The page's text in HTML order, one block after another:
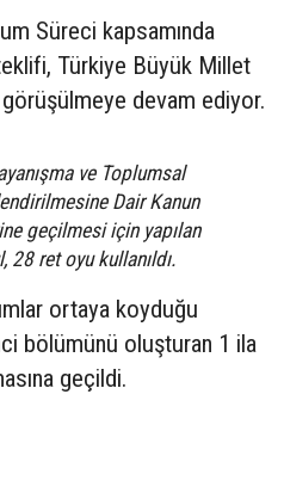
Süreci kapsamında
Türkiye Büyük Millet
devam ediyor.
ve Toplumsal
Dair Kanun
geçilmesi için yapılan
ret oyu kullanıldı.
ortaya koyduğu
bölümünü oluşturan 1 ila
geçildi.